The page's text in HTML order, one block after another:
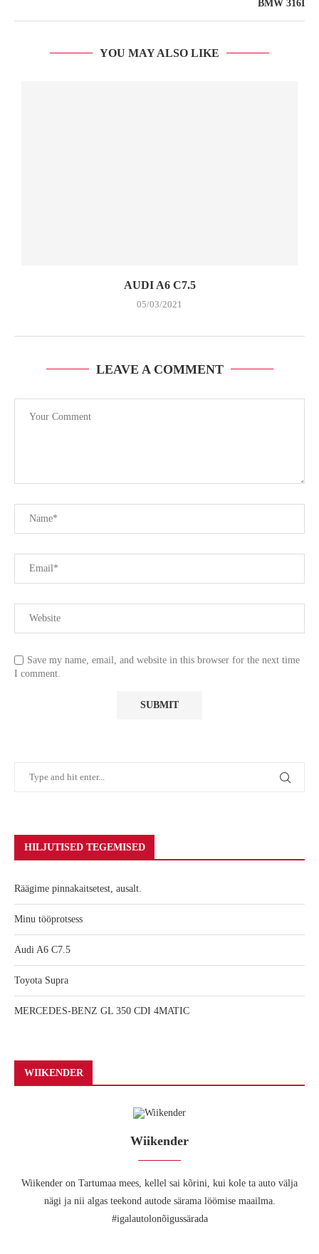
BMW 316I
YOU MAY ALSO LIKE
AUDI A6 C7.5
05/03/2021
LEAVE A COMMENT
Save my name, email, and website in this browser for the next time
I comment.
HILJUTISED TEGEMISED
Räägime pinnakaitsetest, ausalt.
Minu tööprotsess
Audi A6 C7.5
Toyota Supra
MERCEDES-BENZ GL 350 CDI 4MATIC
WIIKENDER
Wiikender
Wiikender on Tartumaa mees, kellel sai kõrini, kui kole ta auto välja
nägi ja nii algas teekond autode särama löömise maailma.
#igalautolonõigussärada